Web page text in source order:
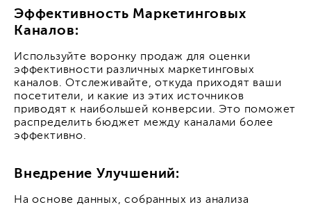
Эффективность Маркетинговых
Каналов:
Используйте воронку продаж для оценки
эффективности различных маркетинговых
каналов. Отслеживайте, откуда приходят ваши
посетители, и какие из этих источников
приводят к наибольшей конверсии. Это поможет
распределить бюджет между каналами более
эффективно.
Внедрение Улучшений:
На основе данных, собранных из анализа